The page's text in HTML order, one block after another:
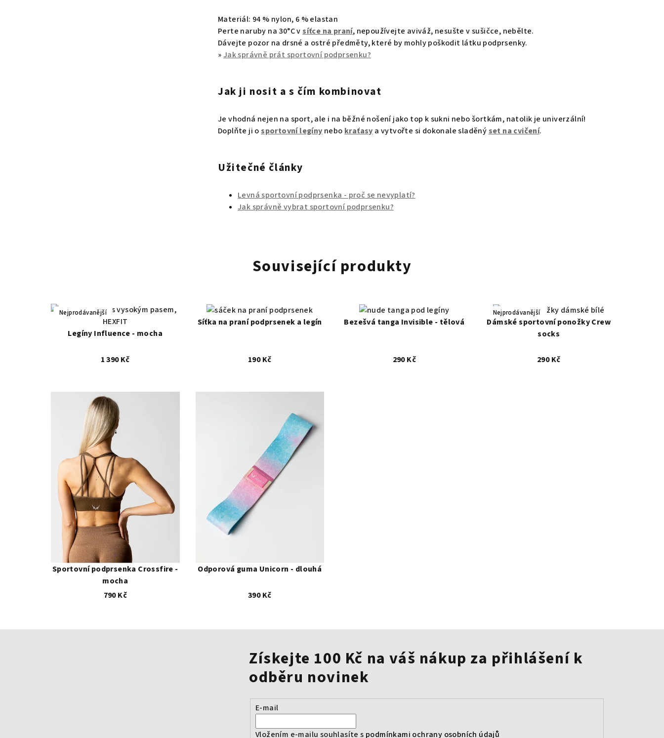
Materiál: 94 % nylon, 6 % elastan
Perte naruby na 30°C vsíťce na praní, nepoužívejte aviváž, nesušte v sušičce, nebělte.
Dávejte pozor na drsné a ostré předměty, které by mohly poškodit látku podprsenky.
» Jak správně prát sportovní podprsenku?
Jak ji nosit a s čím kombinovat
Je vhodná nejen na sport, ale i na běžné nošení jako top k sukni nebo šortkám, natolik je univerzální!
Doplňte ji osportovní legíny nebo kraťasy a vytvořte si dokonale sladěnýset na cvičení.
Užitečné články
Levná sportovní podprsenka - proč se nevyplatí?
Jak správně vybrat sportovní podprsenku?
Související produkty
Nejprodávanější
XS S M L
Legíny Influence - mocha
1 390 Kč
Síťka na praní podprsenek a legín
190 Kč
Bezešvá tanga Invisible - tělová
290 Kč
Nejprodávanější
Dámské sportovní ponožky Crew
socks
290 Kč
M
Sportovní podprsenka Crossfire -
mocha
790 Kč
Odporová guma Unicorn - dlouhá
390 Kč
Získejte 100 Kč na váš nákup za přihlášení k
odběru novinek
E-mail
Vložením e-mailu souhlasíte s podmínkami ochrany osobních údajů